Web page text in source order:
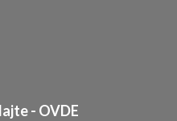
- OVDE